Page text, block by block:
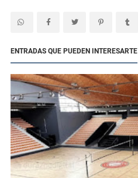
ENTRADAS QUE PUEDEN INTERESARTE